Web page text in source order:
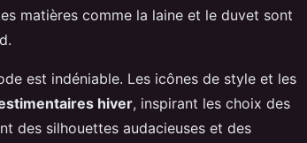
matières comme la laine et le duvet sont
est indéniable. Les icônes de style et les
hiver, inspirant les choix des
des silhouettes audacieuses et des